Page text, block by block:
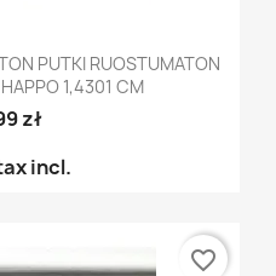
PUTKI RUOSTUMATON
1,4301 CM
zł
incl.
favorite_border